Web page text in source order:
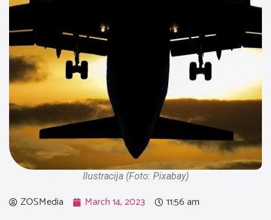
Ilustracija (Foto: Pixabay)
ZOSMedia March 14, 2023 11:56 am